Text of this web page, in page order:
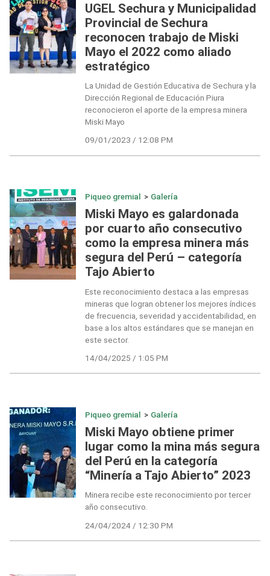
UGEL Sechura y Municipalidad
Provincial de Sechura
reconocen trabajo de Miski
Mayo el 2022 como aliado
estratégico
La Unidad de Gestión Educativa de Sechura y la
Dirección Regional de Educación Piura
reconocieron el aporte de la empresa minera
Miski Mayo
09/01/2023 / 12:08 PM
Piqueo gremial > Galería
Miski Mayo es galardonada
por cuarto año consecutivo
como la empresa minera más
segura del Perú – categoría
Tajo Abierto
Este reconocimiento destaca a las empresas
mineras que logran obtener los mejores índices
de frecuencia, severidad y accidentabilidad, en
base a los altos estándares que se manejan en
este sector.
14/04/2025 / 1:05 PM
Piqueo gremial > Galería
Miski Mayo obtiene primer
lugar como la mina más segura
del Perú en la categoría
“Minería a Tajo Abierto” 2023
Minera recibe este reconocimiento por tercer
año consecutivo.
24/04/2024 / 12:30 PM